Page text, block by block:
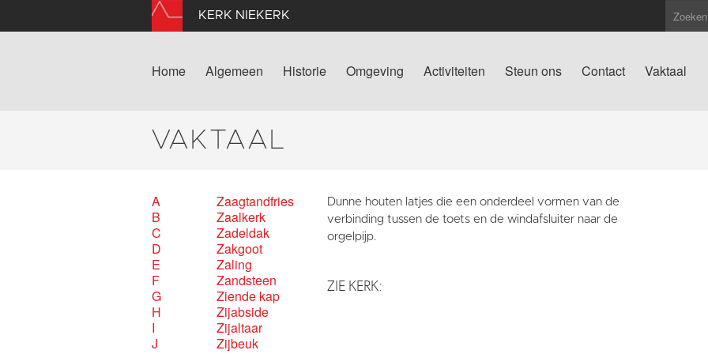
KERK NIEKERK
Home Algemeen Historie Omgeving Activiteiten Steun ons Contact Vaktaal
VAKTAAL
A
B
C
D
E
F
G
H
I
J
Zaagtandfries
Zaalkerk
Zadeldak
Zakgoot
Zaling
Zandsteen
Ziende kap
Zijabside
Zijaltaar
Zijbeuk
Dunne houten latjes die een onderdeel vormen van de
verbinding tussen de toets en de windafsluiter naar de
orgelpijp.
ZIE KERK: